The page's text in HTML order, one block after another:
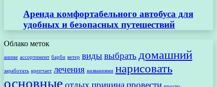
Аренда комфортабельного автобуса для
удобных и безопасных путешествий
Облако меток
аниме ассортимент барби ветер видывыбрать домашний
заработать крепчает лечения названиями нарисовать
основные отдых причина провести